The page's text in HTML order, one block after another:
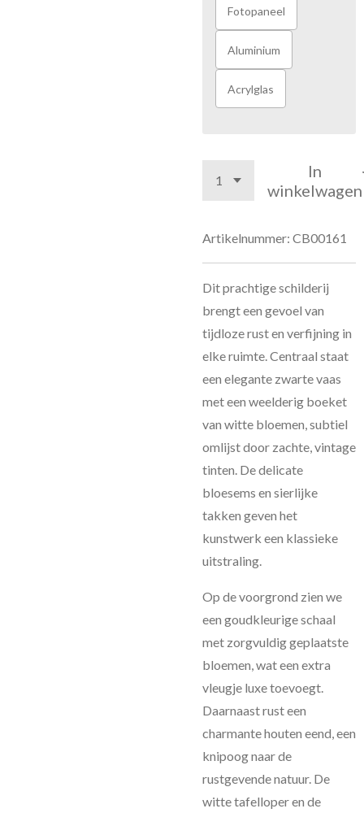
Fotopaneel
Aluminium
Acrylglas
In
winkelwagen
Artikelnummer: CB00161
Dit prachtige schilderij
brengt een gevoel van
tijdloze rust en verfijning in
elke ruimte. Centraal staat
een elegante zwarte vaas
met een weelderig boeket
van witte bloemen, subtiel
omlijst door zachte, vintage
tinten. De delicate
bloesems en sierlijke
takken geven het
kunstwerk een klassieke
uitstraling.
Op de voorgrond zien we
een goudkleurige schaal
met zorgvuldig geplaatste
bloemen, wat een extra
vleugje luxe toevoegt.
Daarnaast rust een
charmante houten eend, een
knipoog naar de
rustgevende natuur. De
witte tafelloper en de